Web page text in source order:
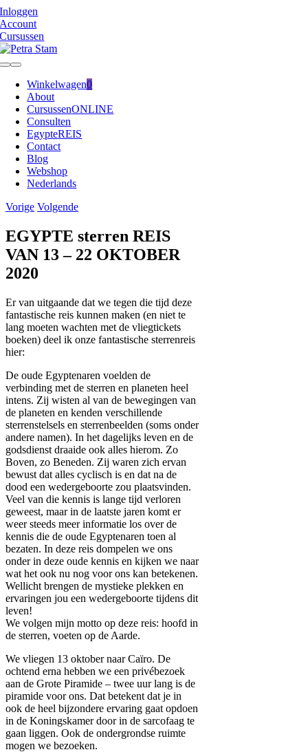
Ga
naar
inhoud
Inloggen
Account
Cursussen
Toggle
NavigationWinkelwagen0
About
CursussenONLINE
Consulten
EgypteREIS
Contact
Blog
Webshop
Nederlands
Vorige Volgende
EGYPTE sterren REIS
VAN 13 – 22 OKTOBER
2020
Er van uitgaande dat we tegen die tijd deze
fantastische reis kunnen maken (en niet te
lang moeten wachten met de vliegtickets
boeken) deel ik onze fantastische sterrenreis
hier:
De oude Egyptenaren voelden de
verbinding met de sterren en planeten heel
intens. Zij wisten al van de bewegingen van
de planeten en kenden verschillende
sterrenstelsels en sterrenbeelden (soms onder
andere namen). In het dagelijks leven en de
godsdienst draaide ook alles hierom. Zo
Boven, zo Beneden. Zij waren zich ervan
bewust dat alles cyclisch is en dat na de
dood een wedergeboorte zou plaatsvinden.
Veel van die kennis is lange tijd verloren
geweest, maar in de laatste jaren komt er
weer steeds meer informatie los over de
kennis die de oude Egyptenaren toen al
bezaten. In deze reis dompelen we ons
onder in deze oude kennis en kijken we naar
wat het ook nu nog voor ons kan betekenen.
Wellicht brengen de mystieke plekken en
ervaringen jou een wedergeboorte tijdens dit
leven!
We volgen mijn motto op deze reis: hoofd in
de sterren, voeten op de Aarde.
We vliegen 13 oktober naar Caïro. De
ochtend erna hebben we een privébezoek
aan de Grote Piramide – twee uur lang is de
piramide voor ons. Dat betekent dat je in
ook de heel bijzondere ervaring gaat opdoen
in de Koningskamer door in de sarcofaag te
gaan liggen. Ook de ondergrondse ruimte
mogen we bezoeken.